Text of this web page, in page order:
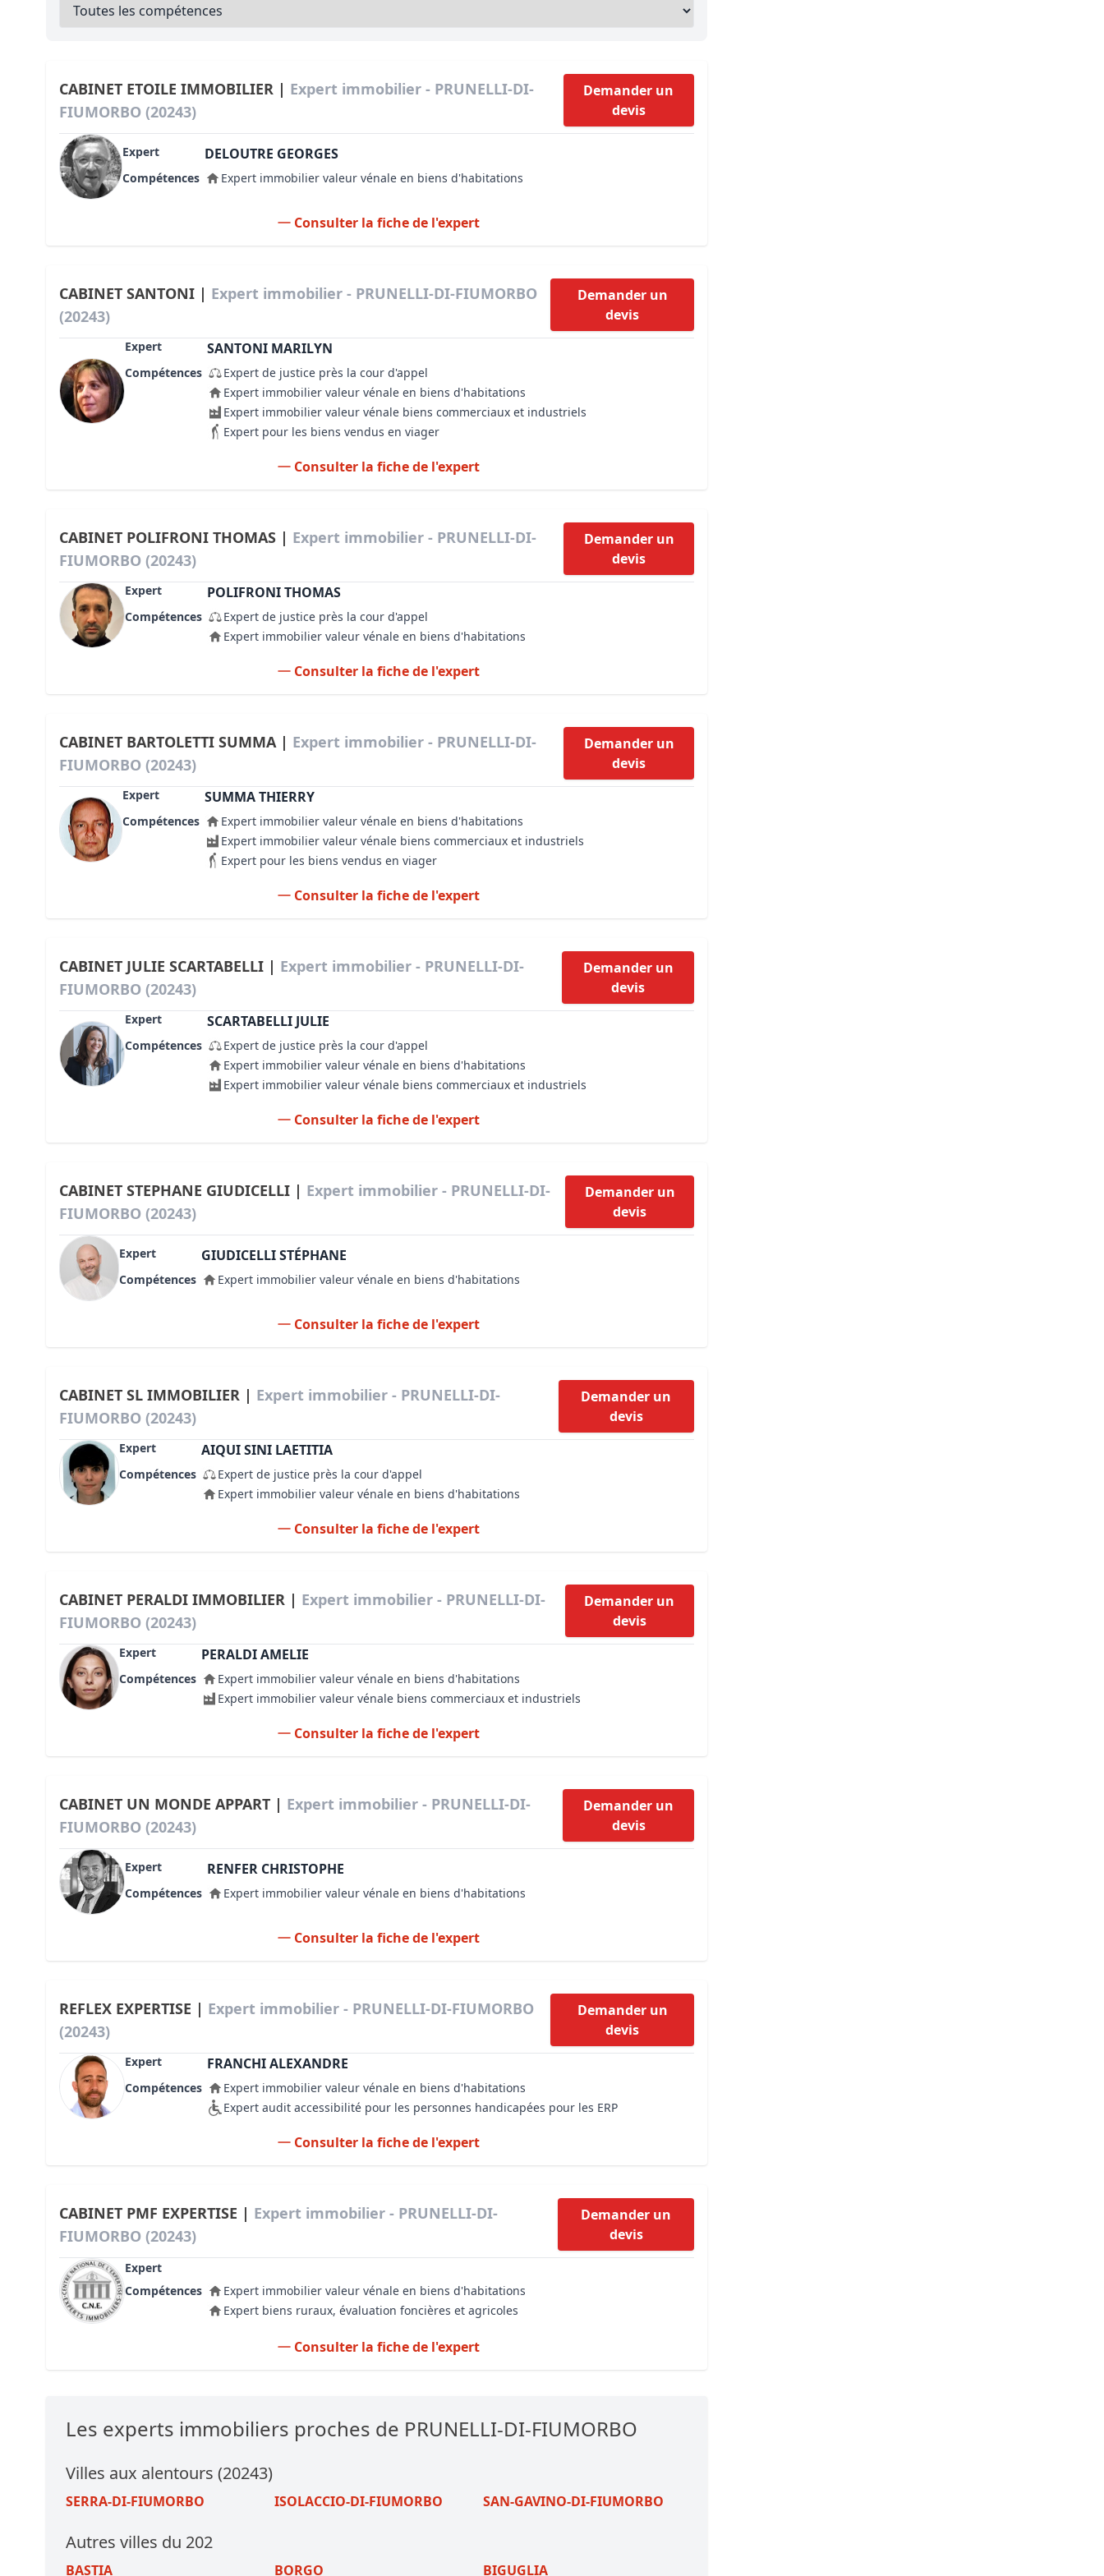
Bioclimatique BBC
Pathologies des bâtiments
Lecture et compréhension d’un Plan Local d’Urbanisme (PLU)
Droit de l'environnement et de l'immobilier
Estimer le droit au bail
Biens d’exception, belles demeures, châteaux et traits de côte
IA Essentials®
CABINET ETOILE IMMOBILIER | Expert immobilier - PRUNELLI-DI-
FIUMORBO (20243)
Demander un
devis
Expert DELOUTRE GEORGES
Compétences Expert immobilier valeur vénale en biens d'habitations
Consulter la fiche de l'expert
CABINET SANTONI | Expert immobilier - PRUNELLI-DI-FIUMORBO
(20243)
Demander un
devis
Expert SANTONI MARILYN
Compétences
Expert de justice près la cour d'appel
Expert immobilier valeur vénale en biens d'habitations
Expert immobilier valeur vénale biens commerciaux et industriels
Expert pour les biens vendus en viager
Consulter la fiche de l'expert
CABINET POLIFRONI THOMAS | Expert immobilier - PRUNELLI-DI-
FIUMORBO (20243)
Demander un
devis
Expert POLIFRONI THOMAS
Compétences
Expert de justice près la cour d'appel
Expert immobilier valeur vénale en biens d'habitations
Consulter la fiche de l'expert
CABINET BARTOLETTI SUMMA | Expert immobilier - PRUNELLI-DI-
FIUMORBO (20243)
Demander un
devis
Expert SUMMA THIERRY
Compétences
Expert immobilier valeur vénale en biens d'habitations
Expert immobilier valeur vénale biens commerciaux et industriels
Expert pour les biens vendus en viager
Consulter la fiche de l'expert
CABINET JULIE SCARTABELLI | Expert immobilier - PRUNELLI-DI-
FIUMORBO (20243)
Demander un
devis
Expert SCARTABELLI JULIE
Compétences
Expert de justice près la cour d'appel
Expert immobilier valeur vénale en biens d'habitations
Expert immobilier valeur vénale biens commerciaux et industriels
Consulter la fiche de l'expert
CABINET STEPHANE GIUDICELLI | Expert immobilier - PRUNELLI-DI-
FIUMORBO (20243)
Demander un
devis
Expert GIUDICELLI STÉPHANE
Compétences Expert immobilier valeur vénale en biens d'habitations
Consulter la fiche de l'expert
CABINET SL IMMOBILIER | Expert immobilier - PRUNELLI-DI-
FIUMORBO (20243)
Demander un
devis
Expert AIQUI SINI LAETITIA
Compétences
Expert de justice près la cour d'appel
Expert immobilier valeur vénale en biens d'habitations
Consulter la fiche de l'expert
CABINET PERALDI IMMOBILIER | Expert immobilier - PRUNELLI-DI-
FIUMORBO (20243)
Demander un
devis
Expert PERALDI AMELIE
Compétences
Expert immobilier valeur vénale en biens d'habitations
Expert immobilier valeur vénale biens commerciaux et industriels
Consulter la fiche de l'expert
CABINET UN MONDE APPART | Expert immobilier - PRUNELLI-DI-
FIUMORBO (20243)
Demander un
devis
Expert RENFER CHRISTOPHE
Compétences Expert immobilier valeur vénale en biens d'habitations
Consulter la fiche de l'expert
REFLEX EXPERTISE | Expert immobilier - PRUNELLI-DI-FIUMORBO
(20243)
Demander un
devis
Expert FRANCHI ALEXANDRE
Compétences
Expert immobilier valeur vénale en biens d'habitations
Expert audit accessibilité pour les personnes handicapées pour les ERP
Consulter la fiche de l'expert
CABINET PMF EXPERTISE | Expert immobilier - PRUNELLI-DI-
FIUMORBO (20243)
Demander un
devis
Expert
Compétences
Expert immobilier valeur vénale en biens d'habitations
Expert biens ruraux, évaluation foncières et agricoles
Consulter la fiche de l'expert
Les experts immobiliers proches de PRUNELLI-DI-FIUMORBO
Villes aux alentours (20243)
SERRA-DI-FIUMORBO ISOLACCIO-DI-FIUMORBO SAN-GAVINO-DI-FIUMORBO
Autres villes du 202
BASTIA BORGO BIGUGLIA